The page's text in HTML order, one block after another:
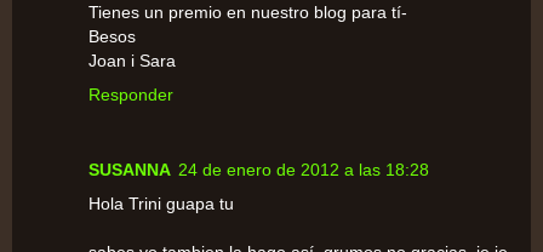
Tienes un premio en nuestro blog para tí-
Besos
Joan i Sara
Responder
SUSANNA 24 de enero de 2012 a las 18:28
Hola Trini guapa tu